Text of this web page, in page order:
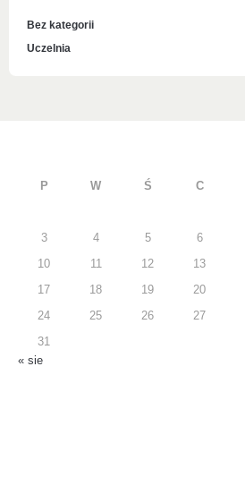
Bez kategorii
Uczelnia
P W Ś C
3 4 5 6
10 11 12 13
17 18 19 20
24 25 26 27
31
« sie